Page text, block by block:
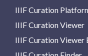
IIIF Curation
IIIF Curation Viewer
IIIF Curation Viewer